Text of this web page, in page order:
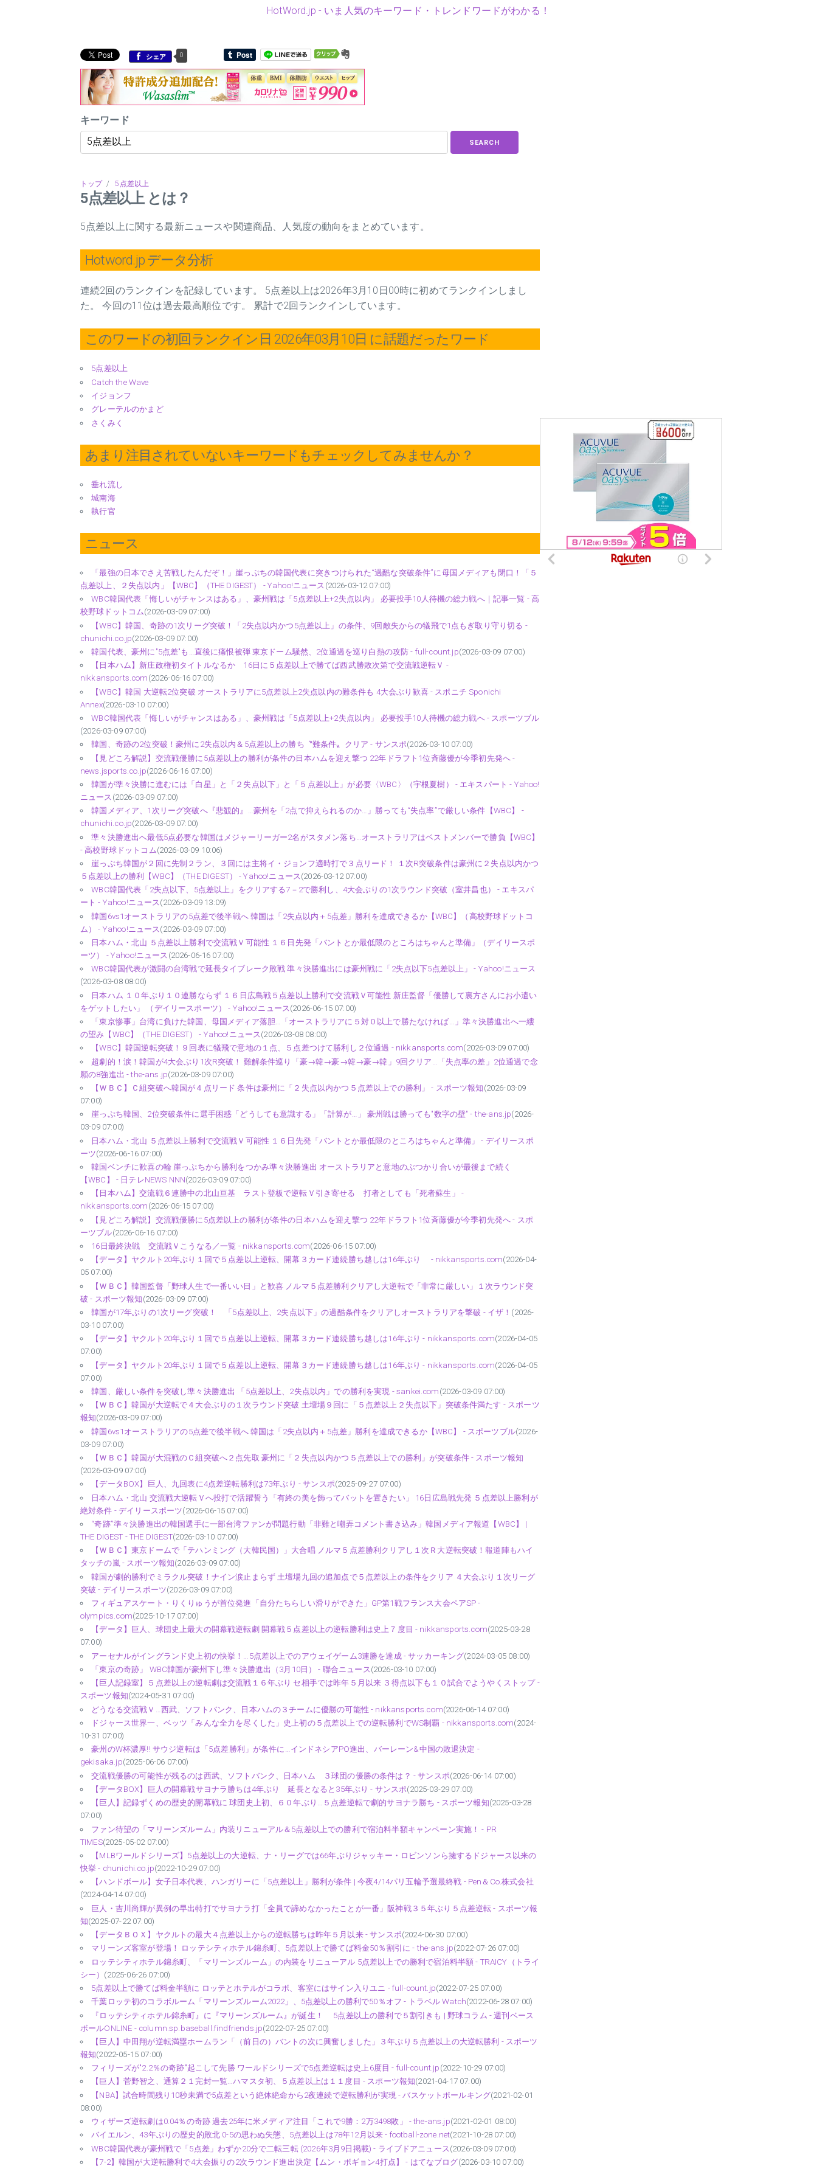
HotWord.jp - いま人気のキーワード・トレンドワードがわかる！
シェア 0
キーワード
SEARCH
トップ/5点差以上
5点差以上 とは？
5点差以上に関する最新ニュースや関連商品、人気度の動向をまとめています。
Hotword.jp データ分析
連続2回のランクインを記録しています。 5点差以上は2026年3月10日00時に初めてランクインしまし
た。 今回の11位は過去最高順位です。 累計で2回ランクインしています。
このワードの初回ランクイン日 2026年03月10日 に話題だったワード
5点差以上
Catch the Wave
イジョンフ
グレーテルのかまど
さくみく
あまり注目されていないキーワードもチェックしてみませんか？
垂れ流し
城南海
執行官
ニュース
「最強の日本でさえ苦戦したんだぞ！」崖っぷちの韓国代表に突きつけられた“過酷な突破条件”に母国メディアも閉口！「５
点差以上、２失点以内」【WBC】（THE DIGEST） - Yahoo!ニュース (2026-03-12 07:00)
WBC韓国代表「悔しいがチャンスはある」、豪州戦は「5点差以上+2失点以内」 必要投手10人待機の総力戦へ｜記事一覧 - 高
校野球ドットコム(2026-03-09 07:00)
【WBC】韓国、奇跡の1次リーグ突破！「2失点以内かつ5点差以上」の条件、9回敵失からの犠飛で1点もぎ取り守り切る -
chunichi.co.jp(2026-03-09 07:00)
韓国代表、豪州に"5点差"も…直後に痛恨被弾 東京ドーム騒然、2位通過を巡り白熱の攻防 - full-count.jp(2026-03-09 07:00)
【日本ハム】新庄政権初タイトルなるか 16日に５点差以上で勝てば西武勝敗次第で交流戦逆転Ｖ -
nikkansports.com (2026-06-16 07:00)
【WBC】韓国 大逆転2位突破 オーストラリアに5点差以上2失点以内の難条件も 4大会ぶり歓喜 - スポニチ Sponichi
Annex(2026-03-10 07:00)
WBC韓国代表「悔しいがチャンスはある」、豪州戦は「5点差以上+2失点以内」 必要投手10人待機の総力戦へ - スポーツブル
(2026-03-09 07:00)
韓国、奇跡の2位突破！豪州に2失点以内＆5点差以上の勝ち〝難条件〟クリア - サンスポ(2026-03-10 07:00)
【見どころ解説】交流戦優勝に5点差以上の勝利が条件の日本ハムを迎え撃つ 22年ドラフト1位斉藤優が今季初先発へ -
news.jsports.co.jp(2026-06-16 07:00)
韓国が準々決勝に進むには「白星」と「２失点以下」と「５点差以上」が必要〈WBC〉（宇根夏樹） - エキスパート - Yahoo!
ニュース (2026-03-09 07:00)
韓国メディア、1次リーグ突破へ『悲観的』…豪州を「2点で抑えられるのか…」勝っても“失点率”で厳しい条件【WBC】 -
chunichi.co.jp(2026-03-09 07:00)
準々決勝進出へ最低5点必要な韓国はメジャーリーガー2名がスタメン落ち…オーストラリアはベストメンバーで勝負【WBC】
- 高校野球ドットコム(2026-03-09 10:06)
崖っぷち韓国が２回に先制２ラン、３回には主将イ・ジョンフ適時打で３点リード！ １次R突破条件は豪州に２失点以内かつ
５点差以上の勝利【WBC】（THE DIGEST） - Yahoo!ニュース(2026-03-12 07:00)
WBC韓国代表「2失点以下、5点差以上」をクリアする7－2で勝利し、4大会ぶりの1次ラウンド突破（室井昌也） - エキスパ
ート - Yahoo!ニュース(2026-03-09 13:09)
韓国6vs1オーストラリアの5点差で後半戦へ 韓国は「2失点以内＋5点差」勝利を達成できるか【WBC】（高校野球ドットコ
ム） - Yahoo!ニュース (2026-03-09 07:00)
日本ハム・北山 ５点差以上勝利で交流戦Ｖ可能性 １６日先発「バントとか最低限のところはちゃんと準備」（デイリースポ
ーツ） - Yahoo!ニュース (2026-06-16 07:00)
WBC韓国代表が激闘の台湾戦で延長タイブレーク敗戦 準々決勝進出には豪州戦に「2失点以下5点差以上」 - Yahoo!ニュース
(2026-03-08 08:00)
日本ハム １０年ぶり１０連勝ならず １６日広島戦５点差以上勝利で交流戦Ｖ可能性 新庄監督「優勝して裏方さんにお小遣い
をゲットしたい」 （デイリースポーツ） - Yahoo!ニュース (2026-06-15 07:00)
「東京惨事」台湾に負けた韓国、母国メディア落胆…「オーストラリアに５対０以上で勝たなければ…」準々決勝進出へ一縷
の望み【WBC】（THE DIGEST） - Yahoo!ニュース(2026-03-08 08:00)
【WBC】韓国逆転突破！９回表に犠飛で意地の１点、５点差つけて勝利し２位通過 - nikkansports.com(2026-03-09 07:00)
超劇的！涙！韓国が4大会ぶり1次R突破！ 難解条件巡り「豪→韓→豪→韓→豪→韓」9回クリア…「失点率の差」2位通過で念
願の8強進出 - the-ans.jp(2026-03-09 07:00)
【ＷＢＣ】Ｃ組突破へ韓国が４点リード 条件は豪州に「２失点以内かつ５点差以上での勝利」 - スポーツ報知 (2026-03-09
07:00)
崖っぷち韓国、2位突破条件に選手困惑「どうしても意識する」「計算が…」 豪州戦は勝っても"数字の壁" - the-ans.jp(2026-
03-09 07:00)
日本ハム・北山 ５点差以上勝利で交流戦Ｖ可能性 １６日先発「バントとか最低限のところはちゃんと準備」 - デイリースポ
ーツ(2026-06-16 07:00)
韓国ベンチに歓喜の輪 崖っぷちから勝利をつかみ準々決勝進出 オーストラリアと意地のぶつかり合いが最後まで続く
【WBC】 - 日テレNEWS NNN(2026-03-09 07:00)
【日本ハム】交流戦６連勝中の北山亘基 ラスト登板で逆転Ｖ引き寄せる 打者としても「死者蘇生」 -
nikkansports.com (2026-06-15 07:00)
【見どころ解説】交流戦優勝に5点差以上の勝利が条件の日本ハムを迎え撃つ 22年ドラフト1位斉藤優が今季初先発へ - スポ
ーツブル(2026-06-16 07:00)
16日最終決戦 交流戦Ｖこうなる／一覧 - nikkansports.com(2026-06-15 07:00)
【データ】ヤクルト20年ぶり１回で５点差以上逆転、開幕３カード連続勝ち越しは16年ぶり - nikkansports.com(2026-04-
05 07:00)
【ＷＢＣ】韓国監督「野球人生で一番いい日」と歓喜 ノルマ５点差勝利クリアし大逆転で「非常に厳しい」１次ラウンド突
破 - スポーツ報知 (2026-03-09 07:00)
韓国が17年ぶりの1次リーグ突破！ 「5点差以上、2失点以下」の過酷条件をクリアしオーストラリアを撃破 - イザ！ (2026-
03-10 07:00)
【データ】ヤクルト20年ぶり１回で５点差以上逆転、開幕３カード連続勝ち越しは16年ぶり - nikkansports.com(2026-04-05
07:00)
【データ】ヤクルト20年ぶり１回で５点差以上逆転、開幕３カード連続勝ち越しは16年ぶり - nikkansports.com(2026-04-05
07:00)
韓国、厳しい条件を突破し準々決勝進出 「5点差以上、2失点以内」での勝利を実現 - sankei.com (2026-03-09 07:00)
【ＷＢＣ】韓国が大逆転で４大会ぶりの１次ラウンド突破 土壇場９回に「５点差以上２失点以下」突破条件満たす - スポーツ
報知(2026-03-09 07:00)
韓国6vs1オーストラリアの5点差で後半戦へ 韓国は「2失点以内＋5点差」勝利を達成できるか【WBC】 - スポーツブル(2026-
03-09 07:00)
【ＷＢＣ】韓国が大混戦のＣ組突破へ２点先取 豪州に「２失点以内かつ５点差以上での勝利」が突破条件 - スポーツ報知
(2026-03-09 07:00)
【データBOX】巨人、九回表に4点差逆転勝利は73年ぶり - サンスポ(2025-09-27 07:00)
日本ハム・北山 交流戦大逆転Ｖへ投打で活躍誓う「有終の美を飾ってバットを置きたい」 16日広島戦先発 ５点差以上勝利が
絶対条件 - デイリースポーツ(2026-06-15 07:00)
“奇跡”準々決勝進出の韓国選手に一部台湾ファンが問題行動「非難と嘲弄コメント書き込み」韓国メディア報道【WBC】 |
THE DIGEST - THE DIGEST(2026-03-10 07:00)
【ＷＢＣ】東京ドームで「テハンミング（大韓民国）」大合唱 ノルマ５点差勝利クリアし１次Ｒ大逆転突破！報道陣もハイ
タッチの嵐 - スポーツ報知(2026-03-09 07:00)
韓国が劇的勝利でミラクル突破！ナイン涙止まらず 土壇場九回の追加点で５点差以上の条件をクリア ４大会ぶり１次リーグ
突破 - デイリースポーツ(2026-03-09 07:00)
フィギュアスケート・りくりゅうが首位発進「自分たちらしい滑りができた」GP第1戦フランス大会ペアSP -
olympics.com(2025-10-17 07:00)
【データ】巨人、球団史上最大の開幕戦逆転劇 開幕戦５点差以上の逆転勝利は史上７度目 - nikkansports.com(2025-03-28
07:00)
アーセナルがイングランド史上初の快挙！…5点差以上でのアウェイゲーム3連勝を達成 - サッカーキング(2024-03-05 08:00)
「東京の奇跡」 WBC韓国が豪州下し準々決勝進出（3月10日） - 聯合ニュース (2026-03-10 07:00)
【巨人記録室】５点差以上の逆転劇は交流戦１６年ぶり セ相手では昨年５月以来 ３得点以下も１０試合でようやくストップ -
スポーツ報知(2024-05-31 07:00)
どうなる交流戦Ｖ…西武、ソフトバンク、日本ハムの３チームに優勝の可能性 - nikkansports.com(2026-06-14 07:00)
ドジャース世界一、ベッツ「みんな全力を尽くした」史上初の５点差以上での逆転勝利でWS制覇 - nikkansports.com(2024-
10-31 07:00)
豪州のW杯濃厚!! サウジ逆転は「5点差勝利」が条件に…インドネシアPO進出、バーレーン&中国の敗退決定 -
gekisaka.jp(2025-06-06 07:00)
交流戦優勝の可能性が残るのは西武、ソフトバンク、日本ハム ３球団の優勝の条件は？ - サンスポ(2026-06-14 07:00)
【データBOX】巨人の開幕戦サヨナラ勝ちは4年ぶり 延長となると35年ぶり - サンスポ(2025-03-29 07:00)
【巨人】記録ずくめの歴史的開幕戦に 球団史上初、６０年ぶり…５点差逆転で劇的サヨナラ勝ち - スポーツ報知(2025-03-28
07:00)
ファン待望の「マリーンズルーム」内装リニューアル＆5点差以上での勝利で宿泊料半額キャンペーン実施！ - PR
TIMES(2025-05-02 07:00)
【MLBワールドシリーズ】5点差以上の大逆転、ナ・リーグでは66年ぶりジャッキー・ロビンソンら擁するドジャース以来の
快挙 - chunichi.co.jp(2022-10-29 07:00)
【ハンドボール】女子日本代表、ハンガリーに「5点差以上」勝利が条件 | 今夜4/14パリ五輪予選最終戦 - Pen＆Co.株式会社
(2024-04-14 07:00)
巨人・吉川尚輝が異例の早出特打でサヨナラ打「全員で諦めなかったことが一番」阪神戦３５年ぶり５点差逆転 - スポーツ報
知(2025-07-22 07:00)
【データＢＯＸ】ヤクルトの最大４点差以上からの逆転勝ちは昨年５月以来 - サンスポ(2024-06-30 07:00)
マリーンズ客室が登場！ ロッテシティホテル錦糸町、5点差以上で勝てば料金50％割引に - the-ans.jp(2022-07-26 07:00)
ロッテシティホテル錦⽷町、「マリーンズルーム」の内装をリニューアル 5点差以上での勝利で宿泊料半額 - TRAICY（トライ
シー） (2025-06-26 07:00)
5点差以上で勝てば料金半額に ロッテとホテルがコラボ、客室にはサイン入りユニ - full-count.jp(2022-07-25 07:00)
千葉ロッテ初のコラボルーム「マリーンズルーム2022」、5点差以上の勝利で50％オフ - トラベル Watch(2022-06-28 07:00)
『ロッテシティホテル錦糸町』に『マリーンズルーム』が誕生！ 5点差以上の勝利で５割引きも | 野球コラム - 週刊ベース
ボールONLINE - column.sp.baseball.findfriends.jp(2022-07-25 07:00)
【巨人】中田翔が逆転満塁ホームラン「（前日の）バントの次に興奮しました」３年ぶり５点差以上の大逆転勝利 - スポーツ
報知(2022-05-15 07:00)
フィリーズが"2.2％の奇跡"起こして先勝 ワールドシリーズで5点差逆転は史上6度目 - full-count.jp (2022-10-29 07:00)
【巨人】菅野智之、通算２１完封一覧…ハマスタ初、５点差以上は１１度目 - スポーツ報知(2021-04-17 07:00)
【NBA】試合時間残り10秒未満で5点差という絶体絶命から2夜連続で逆転勝利が実現 - バスケットボールキング(2021-02-01
08:00)
ウィザーズ逆転劇は0.04％の奇跡 過去25年に米メディア注目「これで9勝：2万3498敗」 - the-ans.jp(2021-02-01 08:00)
バイエルン、43年ぶりの歴史的敗北 0-5の思わぬ失態、5点差以上は78年12月以来 - football-zone.net(2021-10-28 07:00)
WBC韓国代表が豪州戦で「5点差」わずか20分で二転三転 (2026年3月9日掲載) - ライブドアニュース (2026-03-09 07:00)
【7-2】韓国が大逆転勝利で4大会振りの2次ラウンド進出決定【ムン・ボギョン4打点】 - はてなブログ(2026-03-10 07:00)